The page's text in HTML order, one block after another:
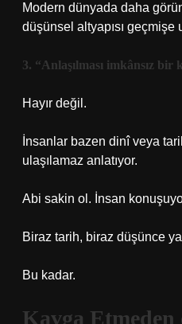
Modern dünyada daha
düşünsel altyapısı geçmişe
3. “Anlaşılması imkânsız bir
Hayır değil.
İnsanlar bazen dinî veya
ulaşılamaz anlatıyor.
Abi sakin ol. İnsan
Biraz tarih, biraz düşünce
Bu kadar.
Kavga Etmeden